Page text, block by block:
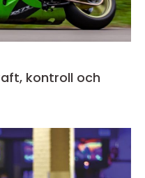
kontroll och